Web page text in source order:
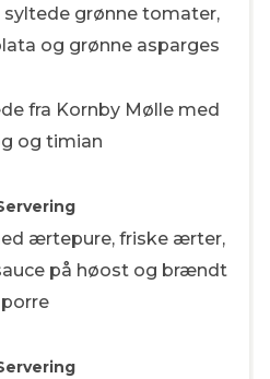
grønne tomater,
og grønne asparges
fra Kornby Mølle med
og timian
ærtepure, friske ærter,
på høost og brændt
porre